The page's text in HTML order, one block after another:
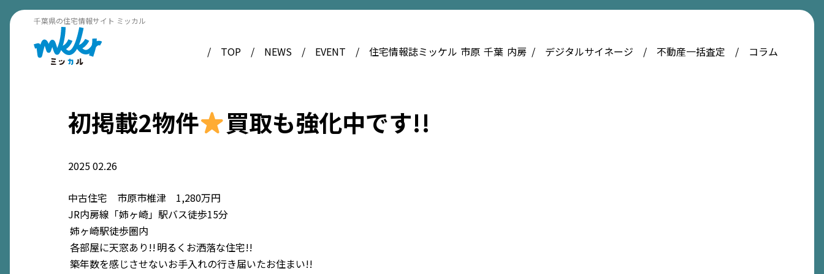
千葉県の住宅情報サイト ミッカル
TOP NEWS EVENT 住宅情報誌ミッケル 市原 千葉 内房 デジタルサイネージ 不動産一括査定 コラム
初掲載2物件 買取も強化中です!!
202502.26
中古住宅 市原市椎津 1,280万円
JR内房線「姉ヶ崎」駅バス徒歩15分
姉ヶ崎駅徒歩圏内
各部屋に天窓あり!!明るくお洒落な住宅!!
築年数を感じさせないお手入れの行き届いたお住まい!!